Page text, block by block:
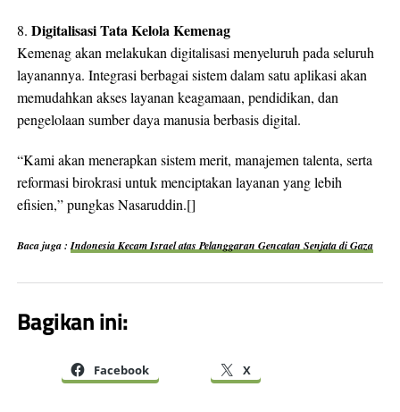
8. Digitalisasi Tata Kelola Kemenag
Kemenag akan melakukan digitalisasi menyeluruh pada seluruh
layanannya. Integrasi berbagai sistem dalam satu aplikasi akan
memudahkan akses layanan keagamaan, pendidikan, dan
pengelolaan sumber daya manusia berbasis digital.
“Kami akan menerapkan sistem merit, manajemen talenta, serta
reformasi birokrasi untuk menciptakan layanan yang lebih
efisien,” pungkas Nasaruddin.[]
Baca juga :Indonesia Kecam Israel atas Pelanggaran Gencatan Senjata di Gaza
Bagikan ini:
Facebook X